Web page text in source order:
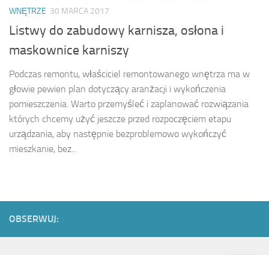
WNĘTRZE 30 MARCA 2017
Listwy do zabudowy karnisza, osłona i
maskownice karniszy
Podczas remontu, właściciel remontowanego wnętrza ma w
głowie pewien plan dotyczący aranżacji i wykończenia
pomieszczenia. Warto przemyśleć i zaplanować rozwiązania
których chcemy użyć jeszcze przed rozpoczęciem etapu
urządzania, aby następnie bezproblemowo wykończyć
mieszkanie, bez...
OBSERWUJ: